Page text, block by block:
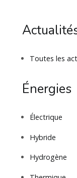
Toutes les
Énergies
Électrique
Hybride
Hydrogène